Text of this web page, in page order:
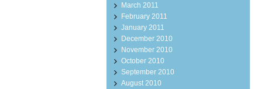
March 2011
February 2011
January 2011
December 2010
November 2010
October 2010
September 2010
August 2010